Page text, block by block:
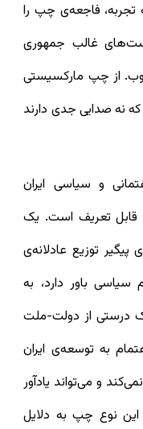
تجربه، فاجعه‌ی چپ را
غالب جمهوری
از چپ مارکسیستی
که نه صدایی جدی دارند
و سیاسی ایران
قابل تعریف است. یک
توزیع عادلانه‌ی
سیاسی باور دارد، به
درستی از دولت-ملت
به توسعه‌ی ایران
و می‌تواند یادآور
این نوع چپ به دلایل